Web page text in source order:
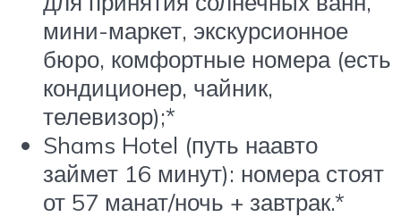
мини-маркет, экскурсионное
бюро, комфортные номера (есть
кондиционер, чайник,
телевизор);*
Shams Hotel (путь наавто
займет 16 минут): номера стоят
от 57 манат/ночь + завтрак.*